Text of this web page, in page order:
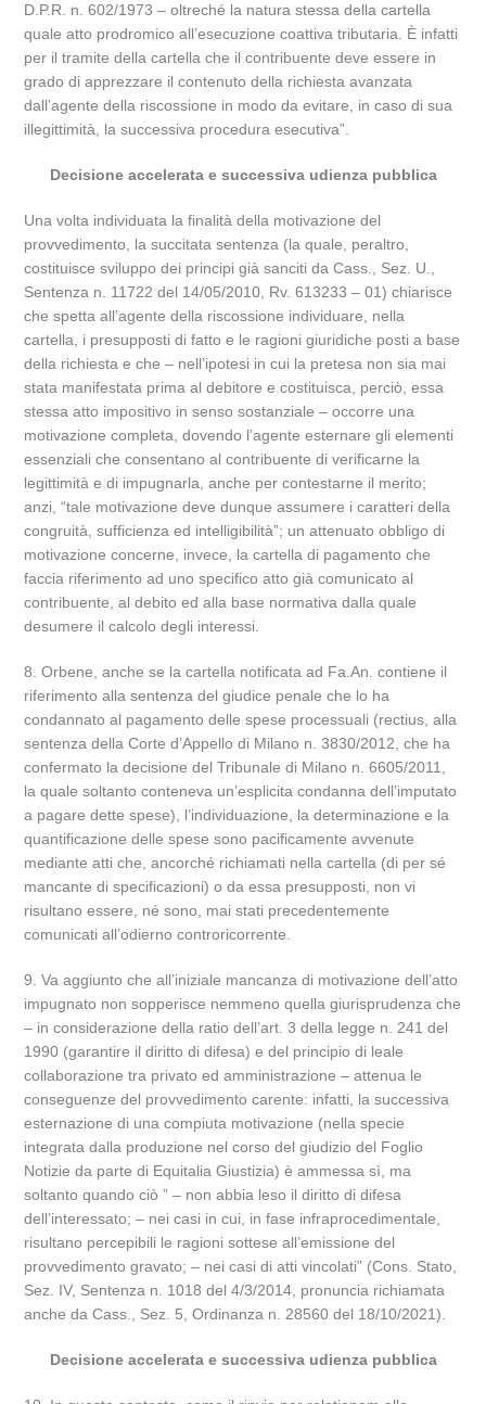
D.P.R. n. 602/1973 – oltreché la natura stessa della cartella
quale atto prodromico all’esecuzione coattiva tributaria. È infatti
per il tramite della cartella che il contribuente deve essere in
grado di apprezzare il contenuto della richiesta avanzata
dall’agente della riscossione in modo da evitare, in caso di sua
illegittimità, la successiva procedura esecutiva”.
Decisione accelerata e successiva udienza pubblica
Una volta individuata la finalità della motivazione del
provvedimento, la succitata sentenza (la quale, peraltro,
costituisce sviluppo dei principi già sanciti da Cass., Sez. U.,
Sentenza n. 11722 del 14/05/2010, Rv. 613233 – 01) chiarisce
che spetta all’agente della riscossione individuare, nella
cartella, i presupposti di fatto e le ragioni giuridiche posti a base
della richiesta e che – nell’ipotesi in cui la pretesa non sia mai
stata manifestata prima al debitore e costituisca, perciò, essa
stessa atto impositivo in senso sostanziale – occorre una
motivazione completa, dovendo l’agente esternare gli elementi
essenziali che consentano al contribuente di verificarne la
legittimità e di impugnarla, anche per contestarne il merito;
anzi, “tale motivazione deve dunque assumere i caratteri della
congruità, sufficienza ed intelligibilità”; un attenuato obbligo di
motivazione concerne, invece, la cartella di pagamento che
faccia riferimento ad uno specifico atto già comunicato al
contribuente, al debito ed alla base normativa dalla quale
desumere il calcolo degli interessi.
8. Orbene, anche se la cartella notificata ad Fa.An. contiene il
riferimento alla sentenza del giudice penale che lo ha
condannato al pagamento delle spese processuali (rectius, alla
sentenza della Corte d’Appello di Milano n. 3830/2012, che ha
confermato la decisione del Tribunale di Milano n. 6605/2011,
la quale soltanto conteneva un’esplicita condanna dell’imputato
a pagare dette spese), l’individuazione, la determinazione e la
quantificazione delle spese sono pacificamente avvenute
mediante atti che, ancorché richiamati nella cartella (di per sé
mancante di specificazioni) o da essa presupposti, non vi
risultano essere, né sono, mai stati precedentemente
comunicati all’odierno controricorrente.
9. Va aggiunto che all’iniziale mancanza di motivazione dell’atto
impugnato non sopperisce nemmeno quella giurisprudenza che
– in considerazione della ratio dell’art. 3 della legge n. 241 del
1990 (garantire il diritto di difesa) e del principio di leale
collaborazione tra privato ed amministrazione – attenua le
conseguenze del provvedimento carente: infatti, la successiva
esternazione di una compiuta motivazione (nella specie
integrata dalla produzione nel corso del giudizio del Foglio
Notizie da parte di Equitalia Giustizia) è ammessa sì, ma
soltanto quando ciò ” – non abbia leso il diritto di difesa
dell’interessato; – nei casi in cui, in fase infraprocedimentale,
risultano percepibili le ragioni sottese all’emissione del
provvedimento gravato; – nei casi di atti vincolati” (Cons. Stato,
Sez. IV, Sentenza n. 1018 del 4/3/2014, pronuncia richiamata
anche da Cass., Sez. 5, Ordinanza n. 28560 del 18/10/2021).
Decisione accelerata e successiva udienza pubblica